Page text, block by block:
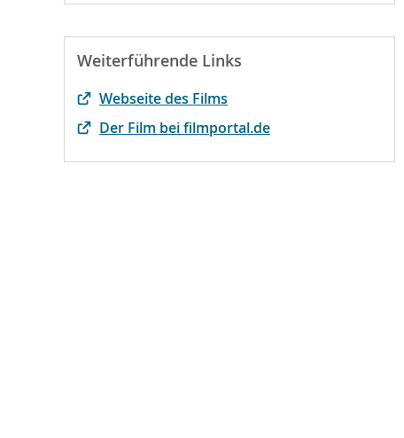
Weiterführende Links
Webseite des Films
Der Film bei filmportal.de